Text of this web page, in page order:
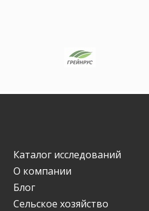
Каталог исследований
О компании
Блог
Сельское хозяйство